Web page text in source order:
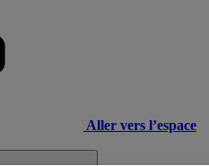
Aller vers l’espace